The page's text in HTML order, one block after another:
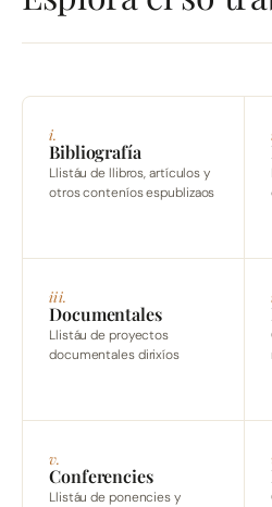
i.
Bibliografía
Llistáu de llibros, artículos y
otros conteníos espublizaos
iii.
Documentales
Llistáu de proyectos
documentales dirixíos
v.
Conferencies
Llistáu de ponencies y